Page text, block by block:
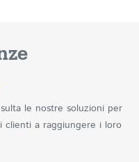
le nostre soluzioni per
clienti a raggiungere i loro